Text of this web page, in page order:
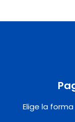
Elige la